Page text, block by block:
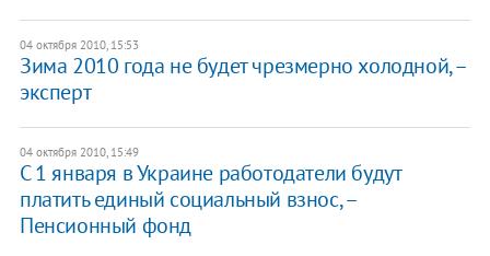
04 октября 2010, 15:53
Зима 2010 года не будет чрезмерно холодной, –
эксперт
04 октября 2010, 15:49
С 1 января в Украине работодатели будут
платить единый социальный взнос, –
Пенсионный фонд